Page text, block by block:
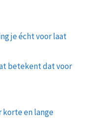
je écht voor laat
betekent dat voor
korte en lange